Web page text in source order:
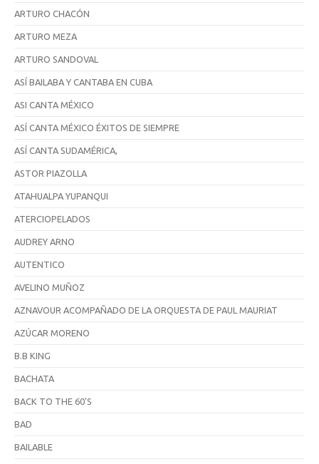
ARTURO CHACÓN
ARTURO MEZA
ARTURO SANDOVAL
ASÍ BAILABA Y CANTABA EN CUBA
ASI CANTA MÉXICO
ASÍ CANTA MÉXICO ÉXITOS DE SIEMPRE
ASÍ CANTA SUDAMÉRICA,
ASTOR PIAZOLLA
ATAHUALPA YUPANQUI
ATERCIOPELADOS
AUDREY ARNO
AUTENTICO
AVELINO MUÑOZ
AZNAVOUR ACOMPAÑADO DE LA ORQUESTA DE PAUL MAURIAT
AZÚCAR MORENO
B.B KING
BACHATA
BACK TO THE 60'S
BAD
BAILABLE